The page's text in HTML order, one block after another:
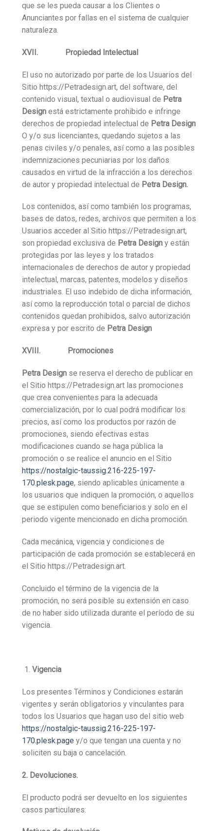
que se les pueda causar a los Clientes o
Anunciantes por fallas en el sistema de cualquier
naturaleza.
XVII. Propiedad Intelectual
El uso no autorizado por parte de los Usuarios del
Sitio https://Petradesign.art, del software, del
contenido visual, textual o audiovisual de Petra
Design está estrictamente prohibido e infringe
derechos de propiedad intelectual de Petra Design
O y/o sus licenciantes, quedando sujetos a las
penas civiles y/o penales, así como a las posibles
indemnizaciones pecuniarias por los daños
causados en virtud de la infracción a los derechos
de autor y propiedad intelectual de Petra Design.
Los contenidos, así como también los programas,
bases de datos, redes, archivos que permiten a los
Usuarios acceder al Sitio https://Petradesign.art,
son propiedad exclusiva de Petra Design y están
protegidas por las leyes y los tratados
internacionales de derechos de autor y propiedad
intelectual, marcas, patentes, modelos y diseños
industriales. El uso indebido de dicha información,
así como la reproducción total o parcial de dichos
contenidos quedan prohibidos, salvo autorización
expresa y por escrito de Petra Design
XVIII. Promociones
Petra Design se reserva el derecho de publicar en
el Sitio https://Petradesign.art las promociones
que crea convenientes para la adecuada
comercialización, por lo cual podrá modificar los
precios, así como los productos por razón de
promociones, siendo efectivas estas
modificaciones cuando se haga pública la
promoción o se realice el anuncio en el Sitio
https://nostalgic-taussig.216-225-197-
170.plesk.page, siendo aplicables únicamente a
los usuarios que indiquen la promoción, o aquellos
que se estipulen como beneficiarios y solo en el
periodo vigente mencionado en dicha promoción.
Cada mecánica, vigencia y condiciones de
participación de cada promoción se establecerá en
el Sitio https://Petradesign.art.
Concluido el término de la vigencia de la
promoción, no será posible su extensión en caso
de no haber sido utilizada durante el período de su
vigencia.
Vigencia
Los presentes Términos y Condiciones estarán
vigentes y serán obligatorios y vinculantes para
todos los Usuarios que hagan uso del sitio web
https://nostalgic-taussig.216-225-197-
170.plesk.page y/o que tengan una cuenta y no
soliciten su baja o cancelación.
2. Devoluciones.
El producto podrá ser devuelto en los siguientes
casos particulares: